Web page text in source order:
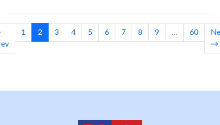
1 2(current)
3 4 5 6 7 8 9 ... 60
→